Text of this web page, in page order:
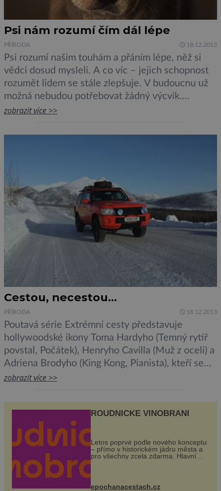
Psi nám rozumí čím dál lépe
PŘÍRODA 18.12.2013
Psi rozumí našim touhám a přáním lépe, něž si
vědci dosud mysleli. A co víc – jejich schopnost
rozumět lidem se stále zlepšuje. V budoucnu už
možná nebudou potřebovat žádný výcvik.
Požadavky svého pána totiž splní zcela
Dundee zkoumali chování dvaceti čtyř psích
zobrazit více >>
Cestou, necestou…
PŘÍRODA 18.12.2013
Poutavá série Extrémní cesty představuje
hollywoodské ikony Toma Hardyho (Temný rytíř
povstal, Počátek), Henryho Cavilla (Muž z oceli) a
Adriena Brodyho (King Kong, Pianista), kteří se
vydají na extrémní výlety nejnebezpečnějšími
svých strojů a upozorní na problém přípravy,
vytrvalosti a výkonu na otevřené cestě. Přidáme
zobrazit více >>
ROUDNICKÉ VINOBRANÍ
Letos poprvé podle nového konceptu
– přímo v historickém jádru města a
pro všechny zcela zdarma. Hlavní
epochanacestach.cz